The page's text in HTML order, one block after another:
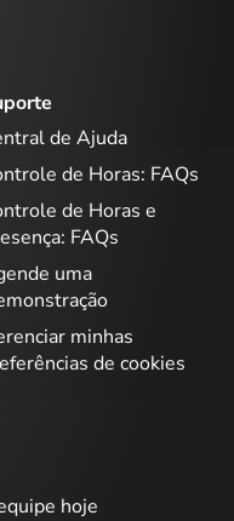
de Ajuda
de Horas: FAQs
de Horas e
FAQs
uma
minhas
de cookies
hoje